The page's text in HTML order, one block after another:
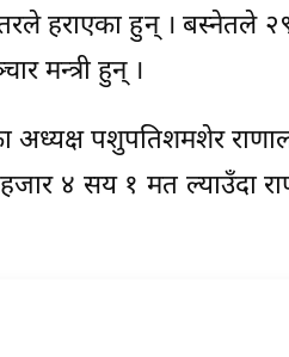
हराएका हुन् । बस्नेतले
मन्त्री हुन् ।
अध्यक्ष पशुपतिशमशेर
४ सय १ मत ल्याउँदा